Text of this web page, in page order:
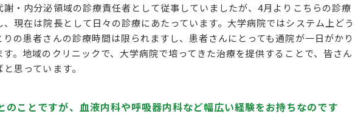
謝・内分泌領域の診療責任者として従事していましたが、4月よりこちらの診療
現在は院長として日々の診療にあたっています。大学病院ではシステム上どう
りの患者さんの診療時間は限られますし、患者さんにとっても通院が一日がかり
す。地域のクリニックで、大学病院で培ってきた治療を提供することで、皆さん
思っています。
のことですが、血液内科や呼吸器内科など幅広い経験をお持ちなのです